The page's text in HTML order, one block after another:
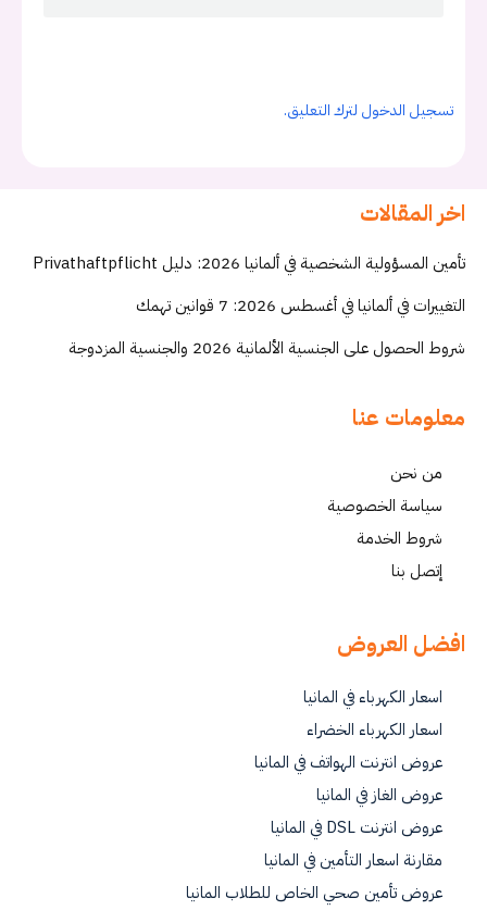
تسجيل الدخول لترك التعليق.
اخر المقالات
تأمين المسؤولية الشخصية في ألمانيا 2026: دليل Privathaftpflicht
التغييرات في ألمانيا في أغسطس 2026: 7 قوانين تهمك
شروط الحصول على الجنسية الألمانية 2026 والجنسية المزدوجة
معلومات عنا
من نحن
سياسة الخصوصية
شروط الخدمة
إتصل بنا
افضل العروض
اسعار الكهرباء في المانيا
اسعار الكهرباء الخضراء
عروض انترنت الهواتف في المانيا
عروض الغاز في المانيا
عروض انترنت DSL في المانيا
مقارنة اسعار التأمين في المانيا
عروض تأمين صحي الخاص للطلاب المانيا